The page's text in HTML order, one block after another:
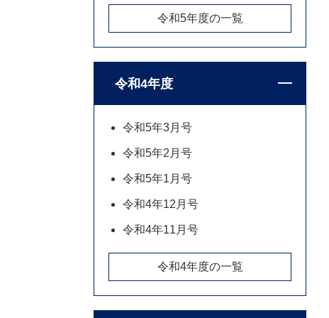
令和5年度の一覧
令和4年度
令和5年3月号
令和5年2月号
令和5年1月号
令和4年12月号
令和4年11月号
令和4年度の一覧